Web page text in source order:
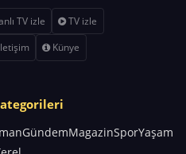
TV izle
TV izle
Künye
GündemMagazinSporYaşam